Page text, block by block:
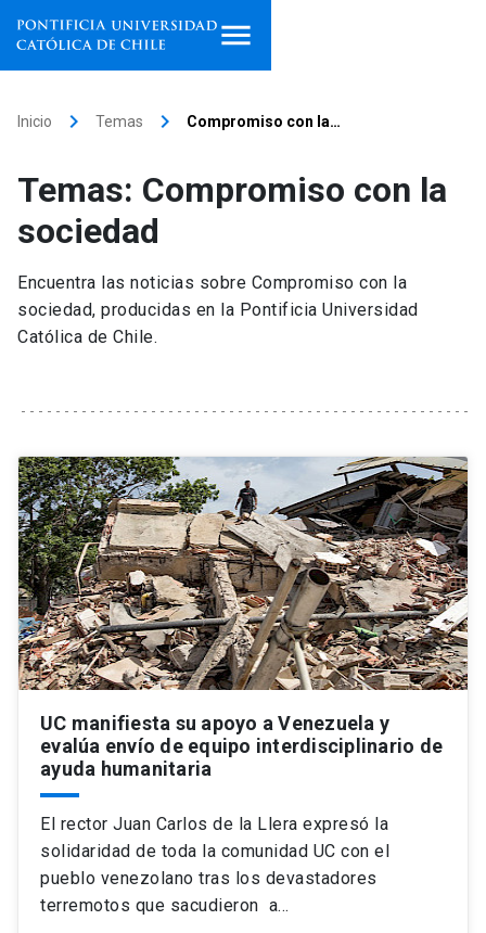
Facultades, escuelas e
institutos
Investigación
Internacionalización
Universidad
Información para keyboard_arrow_down
Futuros estudiantes
Estudiantes
Académicos
Personal
Alumni launch
Padres y familia
Go to english site launch
ACCESOS DIRECTOS
Mi Cuenta UC launch
Mi Portal UC launch
Medios Biblioteca launch
Inicio keyboard_arrow_right Temas keyboard_arrow_right Compromiso con la…
Temas: Compromiso con la
sociedad
Encuentra las noticias sobre Compromiso con la
sociedad, producidas en la Pontificia Universidad
Católica de Chile.
UC manifiesta su apoyo a Venezuela y
evalúa envío de equipo interdisciplinario de
ayuda humanitaria
El rector Juan Carlos de la Llera expresó la
solidaridad de toda la comunidad UC con el
pueblo venezolano tras los devastadores
terremotos que sacudieron a…